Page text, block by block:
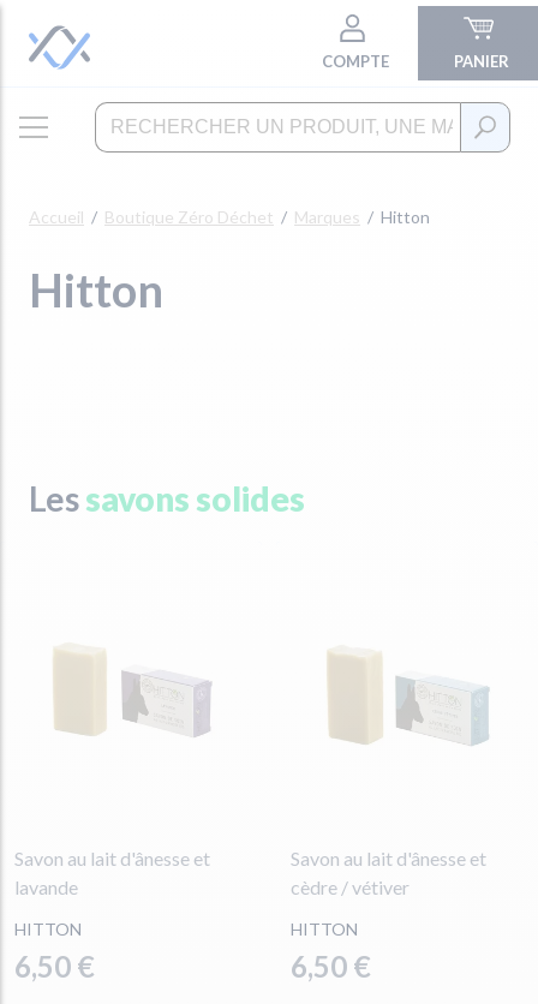
COMPTE PANIER
Accueil Boutique Zéro Déchet Marques Hitton
Hitton
Lessavons solides
Savon au lait d'ânesse et
lavande
HITTON
6,50 €
Savon au lait d'ânesse et
cèdre / vétiver
HITTON
6,50 €